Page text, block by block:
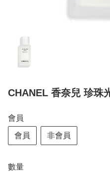
CHANEL 香奈兒 珍珠
會員
會員 非會員
數量